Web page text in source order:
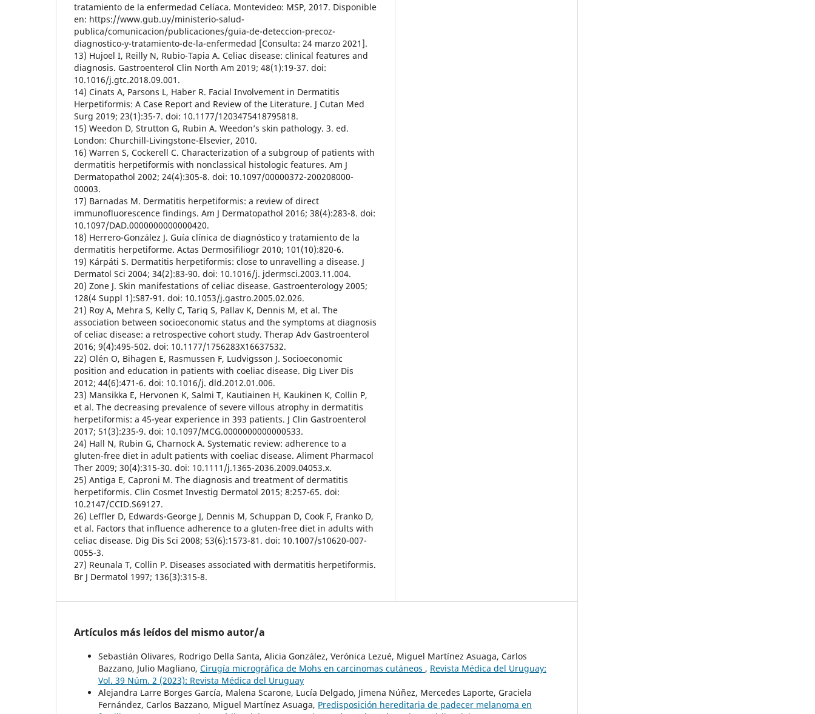
tratamiento de la enfermedad Celíaca. Montevideo: MSP, 2017. Disponible
en: https://www.gub.uy/ministerio-salud-
publica/comunicacion/publicaciones/guia-de-deteccion-precoz-
diagnostico-y-tratamiento-de-la-enfermedad [Consulta: 24 marzo 2021].
13) Hujoel I, Reilly N, Rubio-Tapia A. Celiac disease: clinical features and
diagnosis. Gastroenterol Clin North Am 2019; 48(1):19-37. doi:
10.1016/j.gtc.2018.09.001.
14) Cinats A, Parsons L, Haber R. Facial Involvement in Dermatitis
Herpetiformis: A Case Report and Review of the Literature. J Cutan Med
Surg 2019; 23(1):35-7. doi: 10.1177/1203475418795818.
15) Weedon D, Strutton G, Rubin A. Weedon’s skin pathology. 3. ed.
London: Churchill-Livingstone-Elsevier, 2010.
16) Warren S, Cockerell C. Characterization of a subgroup of patients with
dermatitis herpetiformis with nonclassical histologic features. Am J
Dermatopathol 2002; 24(4):305-8. doi: 10.1097/00000372-200208000-
00003.
17) Barnadas M. Dermatitis herpetiformis: a review of direct
immunofluorescence findings. Am J Dermatopathol 2016; 38(4):283-8. doi:
10.1097/DAD.0000000000000420.
18) Herrero-González J. Guía clínica de diagnóstico y tratamiento de la
dermatitis herpetiforme. Actas Dermosifiliogr 2010; 101(10):820-6.
19) Kárpáti S. Dermatitis herpetiformis: close to unravelling a disease. J
Dermatol Sci 2004; 34(2):83-90. doi: 10.1016/j. jdermsci.2003.11.004.
20) Zone J. Skin manifestations of celiac disease. Gastroenterology 2005;
128(4 Suppl 1):S87-91. doi: 10.1053/j.gastro.2005.02.026.
21) Roy A, Mehra S, Kelly C, Tariq S, Pallav K, Dennis M, et al. The
association between socioeconomic status and the symptoms at diagnosis
of celiac disease: a retrospective cohort study. Therap Adv Gastroenterol
2016; 9(4):495-502. doi: 10.1177/1756283X16637532.
22) Olén O, Bihagen E, Rasmussen F, Ludvigsson J. Socioeconomic
position and education in patients with coeliac disease. Dig Liver Dis
2012; 44(6):471-6. doi: 10.1016/j. dld.2012.01.006.
23) Mansikka E, Hervonen K, Salmi T, Kautiainen H, Kaukinen K, Collin P,
et al. The decreasing prevalence of severe villous atrophy in dermatitis
herpetiformis: a 45-year experience in 393 patients. J Clin Gastroenterol
2017; 51(3):235-9. doi: 10.1097/MCG.0000000000000533.
24) Hall N, Rubin G, Charnock A. Systematic review: adherence to a
gluten-free diet in adult patients with coeliac disease. Aliment Pharmacol
Ther 2009; 30(4):315-30. doi: 10.1111/j.1365-2036.2009.04053.x.
25) Antiga E, Caproni M. The diagnosis and treatment of dermatitis
herpetiformis. Clin Cosmet Investig Dermatol 2015; 8:257-65. doi:
10.2147/CCID.S69127.
26) Leffler D, Edwards-George J, Dennis M, Schuppan D, Cook F, Franko D,
et al. Factors that influence adherence to a gluten-free diet in adults with
celiac disease. Dig Dis Sci 2008; 53(6):1573-81. doi: 10.1007/s10620-007-
0055-3.
27) Reunala T, Collin P. Diseases associated with dermatitis herpetiformis.
Br J Dermatol 1997; 136(3):315-8.
Artículos más leídos del mismo autor/a
Sebastián Olivares, Rodrigo Della Santa, Alicia González, Verónica Lezué, Miguel Martínez Asuaga, Carlos
Bazzano, Julio Magliano, Cirugía micrográfica de Mohs en carcinomas cutáneos , Revista Médica del Uruguay:
Vol. 39 Núm. 2 (2023): Revista Médica del Uruguay
Alejandra Larre Borges García, Malena Scarone, Lucía Delgado, Jimena Núñez, Mercedes Laporte, Graciela
Fernández, Carlos Bazzano, Miguel Martínez Asuaga, Predisposición hereditaria de padecer melanoma en